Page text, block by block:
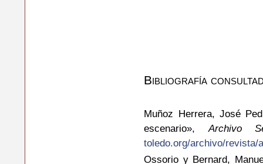
Bibliografía
Muñoz Herrera, José
escenario»,Archivo
toledo.org/archivo/revista/
Ossorio y Bernard,